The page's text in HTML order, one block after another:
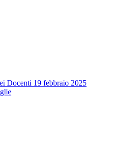
Docenti 19 febbraio 2025